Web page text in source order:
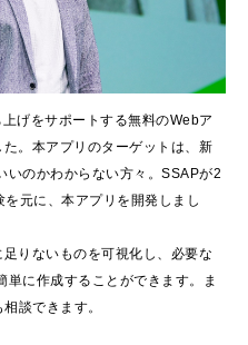
げをサポートする無料のWebア
た。本アプリのターゲットは、新
いのかわからない方々。SSAPが2
元に、本アプリを開発しまし
りないものを可視化し、必要な
単に作成することができます。ま
談できます。